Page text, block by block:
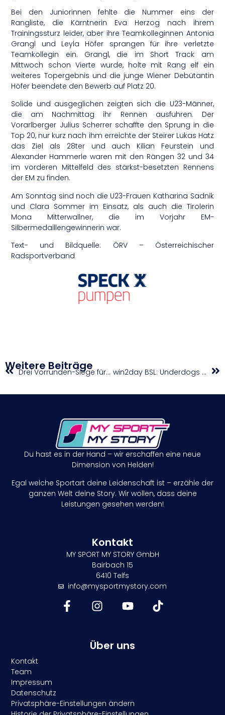
Bei den Juniorinnen fehlte die Nummer eins der
Rangliste, die Kärntnerin Eva Herzog nach ihrem
Trainingssturz leider, aber ihre Teamkolleginnen Antonia
Grangl und Leyla Höfer sprangen für ihre verletzte
Teamkollegin ein. Grangl, die im Short Track am
Mittwoch schon Vierte wurde, holte mit Rang elf ein
weiteres Topergebnis und die junge Wiener Debütantin
Höfer beendete den Bewerb auf Platz 20.
Solide und ausgeglichen zeigten sich die U23-Männer,
die am Nachmittag ihr Rennen ausfuhren. Der
Vorarlberger Julius Scherrer schaffte den Sprung in die
Top 20, nur kurz nach ihm erreichte der Steirer Lukas Hatz
das Ziel als 28ter und auch Kilian Feurstein und
Alexander Hammerle waren mit den Rängen 32 und 34
im vorderen Mittelfeld des stärkst-besetzten Rennens
der EM zu finden.
Am Sonntag sind noch die U23-Frauen Katharina Sadnik
und Clara Sommer im Einsatz, als auch die Tirolerin
Mona Mitterwallner, die im Vorjahr EM-
Silbermedaillengewinnerin war.
Text- und Bildquelle: ÖRV – Österreichischer
Radsportverband
Weitere Beiträge Drei Vorrunden-Siege für Österreichs Radballer bei Junioren-EM in Deutschland win2day BSL: Underdogs mit Chance auf Finaleinzug
Du hast es in der Hand – wir erschaffen eine neue
Dimension von Helden!
Egal welche Sportart deine Leidenschaft ist – erzähle der
ganzen Welt deine Story. Wir wollen, dass deine
Leistungen gesehen werden!
Kontakt
MY SPORT MY STORY GmbH
Bairbach 15
6410 Telfs
info@mysportmystory.com
Über uns
Kontakt
Team
Impressum
Datenschutz
Privatsphäre-Einstellungen ändern